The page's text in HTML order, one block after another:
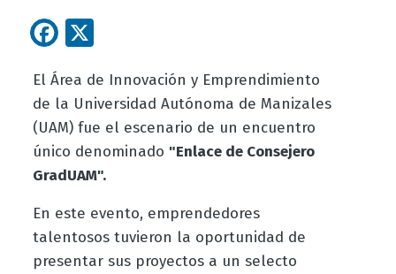
Facebook
El Área de Innovación y Emprendimiento
de la Universidad Autónoma de Manizales
(UAM) fue el escenario de un encuentro
único denominado "Enlace de Consejero
GradUAM".
En este evento, emprendedores
talentosos tuvieron la oportunidad de
presentar sus proyectos a un selecto